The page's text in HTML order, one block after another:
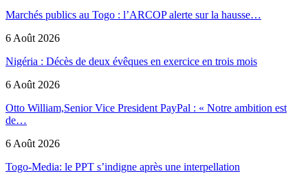
Marchés publics au Togo : l’ARCOP alerte sur la hausse…
6 Août 2026
Nigéria : Décès de deux évêques en exercice en trois mois
6 Août 2026
Otto William,Senior Vice President PayPal : « Notre ambition est
de…
6 Août 2026
Togo-Media: le PPT s’indigne après une interpellation